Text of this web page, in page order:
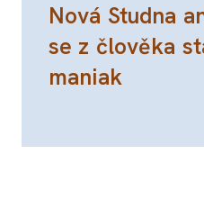
Nová Studna
se z člověka
maniak